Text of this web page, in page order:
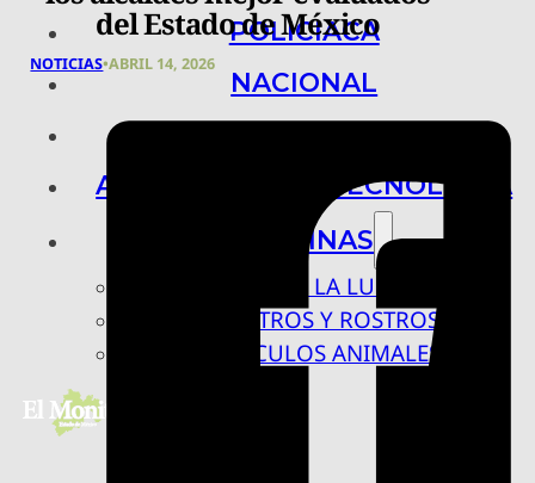
POLICIACA
NACIONAL
ARTE, CIENCIA Y TECNOLOGÍA
COLUMNAS
BAJO LA LUPA
RASTROS Y ROSTROS
VÍNCULOS ANIMALES
del Estado de México
NOTICIAS•ABRIL 14, 2026